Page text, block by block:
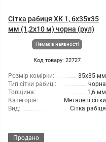
Сітка рабиця ХК 1, 6x35x35
мм (1,2x10 м) чорна (рул)
Немає в наявності
Код товару: 22727
Розмір комірки:
35х35 мм
Тип сітки рабиці:
чорна
Товщина:
1,6 мм
Категорія:
Металеві сітки
Вид:
Сітка рабіця
Продано